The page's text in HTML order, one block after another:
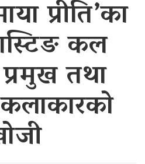
प्रीति’का
कल
तथा